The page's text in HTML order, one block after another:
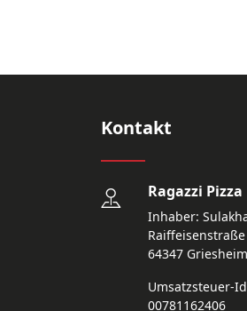
Kontakt
Ragazzi Pizza
Inhaber:
64347 Griesheim
Umsatzsteuer-
00781162406